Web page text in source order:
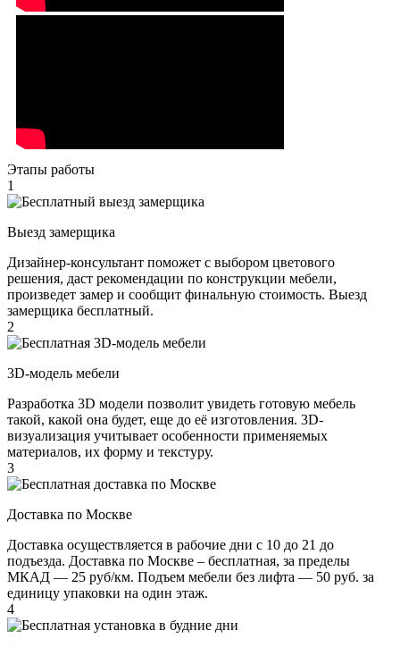
Этапы работы
1
Выезд замерщика
Дизайнер-консультант поможет с выбором цветового
решения, даст рекомендации по конструкции мебели,
произведет замер и сообщит финальную стоимость. Выезд
замерщика бесплатный.
2
3D-модель мебели
Разработка 3D модели позволит увидеть готовую мебель
такой, какой она будет, еще до её изготовления. 3D-
визуализация учитывает особенности применяемых
материалов, их форму и текстуру.
3
Доставка по Москве
Доставка осуществляется в рабочие дни с 10 до 21 до
подъезда. Доставка по Москве – бесплатная, за пределы
МКАД — 25 руб/км. Подъем мебели без лифта — 50 руб. за
единицу упаковки на один этаж.
4